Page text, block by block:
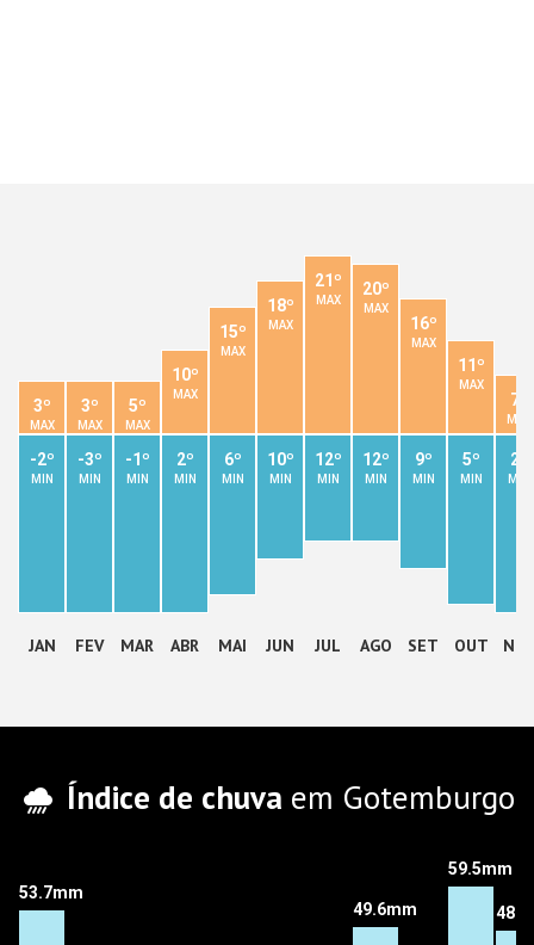
3º
MAX
-2º
MIN
JAN
3º
MAX
-3º
MIN
FEV
5º
MAX
-1º
MIN
MAR
10º
MAX
2º
MIN
ABR
15º
MAX
6º
MIN
MAI
18º
MAX
10º
MIN
JUN
21º
MAX
12º
MIN
JUL
20º
MAX
12º
MIN
AGO
16º
MAX
9º
MIN
SET
11º
MAX
5º
MIN
OUT
7º
MAX
2º
MIN
NOV
Índice de chuva em Gotemburgo
53.7mm
49.6mm
59.5mm